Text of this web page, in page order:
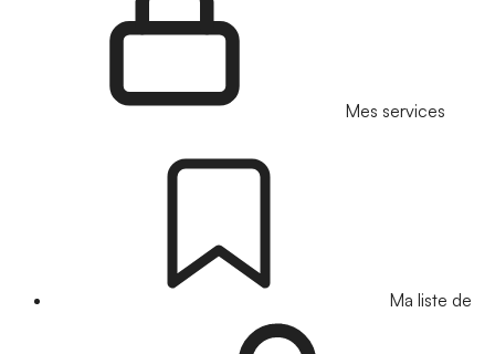
Mes services
Ma liste de